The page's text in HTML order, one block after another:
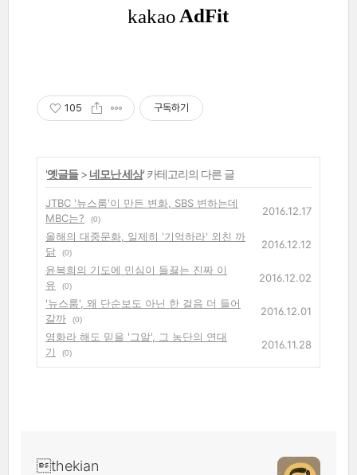
105 구독하기
'옛글들> 네모난 세상' 카테고리의 다른 글
JTBC '뉴스룸'이 만든 변화, SBS 변하는데
MBC는?
(0)
2016.12.17
올해의 대중문화, 일제히 '기억하라' 외친 까
닭
(0)
2016.12.12
윤복희의 기도에 민심이 들끓는 진짜 이
유
(0)
2016.12.02
'뉴스룸', 왜 단순보도 아닌 한 걸음 더 들어
갈까
(0)
2016.12.01
영화라 해도 믿을 '그알', 그 농단의 연대
기
(0)
2016.11.28
thekian